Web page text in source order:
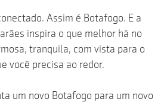
Assim é Botafogo. E a
inspira o que melhor há no
tranquila, com vista para o
você precisa ao redor.
um novo Botafogo para um novo